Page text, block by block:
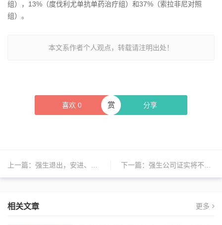
组），13%（度伐利尤单抗单药治疗组）和37%（索拉非尼对照
组）。
本文系作者个人观点，转载请注明出处！
喜欢 0 分享
赏
上一篇： 强生退出，安进、赛诺菲继续跟进，罕见病药企Horizon交易规模或超过200亿美元 下一篇： 强生公司证实将不打算继续竞购Horizon Therapeutics
相关文章 更多